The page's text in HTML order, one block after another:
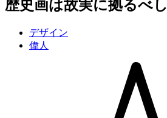
歴史画は故実に拠るべし
デザイン
偉人